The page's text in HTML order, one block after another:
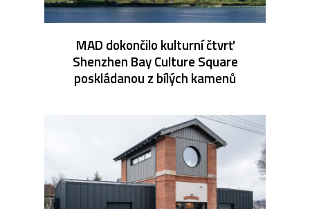
MAD dokončilo kulturní čtvrť
Shenzhen Bay Culture Square
poskládanou z bílých kamenů